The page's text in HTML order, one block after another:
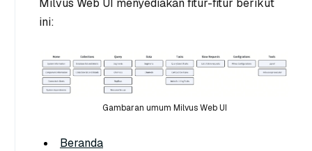
Milvus Web UI menyediakan fitur-fitur berikut
ini:
Gambaran umum Milvus Web UI
Beranda